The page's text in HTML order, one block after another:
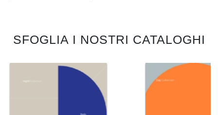
SFOGLIA I NOSTRI CATALOGHI